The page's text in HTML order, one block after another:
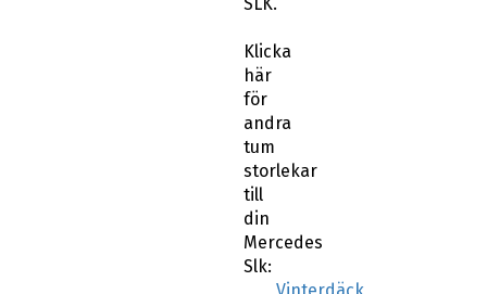
Klicka
här
för
andra
tum
storlekar
till
din
Mercedes
Slk:
Vinterdäck